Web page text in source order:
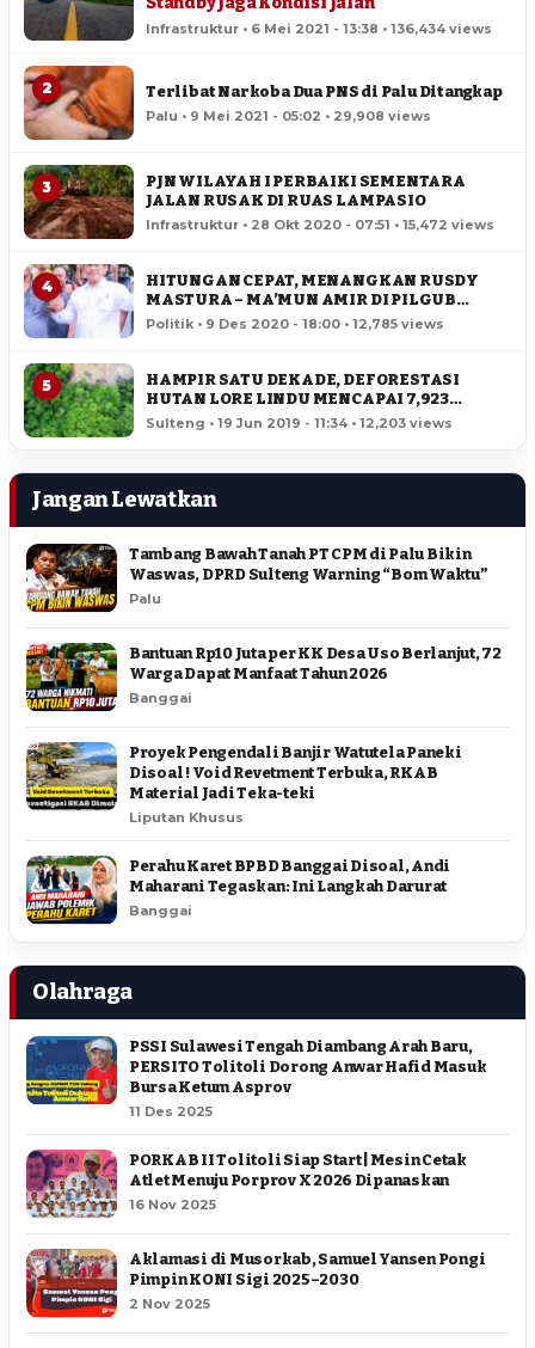
Infrastruktur • 6 Mei 2021 - 13:38 • 136,434 views
2 Terlibat Narkoba Dua PNS di Palu Ditangkap
Palu • 9 Mei 2021 - 05:02 • 29,908 views
3
PJN WILAYAH I PERBAIKI SEMENTARA
JALAN RUSAK DI RUAS LAMPASIO
Infrastruktur • 28 Okt 2020 - 07:51 • 15,472 views
4
HITUNGAN CEPAT, MENANGKAN RUSDY
MASTURA – MA’MUN AMIR DI PILGUB
SULTENG
Politik • 9 Des 2020 - 18:00 • 12,785 views
5
HAMPIR SATU DEKADE, DEFORESTASI
HUTAN LORE LINDU MENCAPAI 7,923
HEKTAR
Sulteng • 19 Jun 2019 - 11:34 • 12,203 views
Jangan Lewatkan
Tambang Bawah Tanah PT CPM di Palu Bikin
Waswas, DPRD Sulteng Warning “Bom Waktu”
Palu
Bantuan Rp10 Juta per KK Desa Uso Berlanjut, 72
Warga Dapat Manfaat Tahun 2026
Banggai
Proyek Pengendali Banjir Watutela Paneki
Disoal ! Void Revetment Terbuka, RKAB
Material Jadi Teka-teki
Liputan Khusus
Perahu Karet BPBD Banggai Disoal, Andi
Maharani Tegaskan: Ini Langkah Darurat
Banggai
Olahraga
PSSI Sulawesi Tengah Diambang Arah Baru,
PERSITO Tolitoli Dorong Anwar Hafid Masuk
Bursa Ketum Asprov
11 Des 2025
PORKAB II Tolitoli Siap Start | Mesin Cetak
Atlet Menuju Porprov X 2026 Dipanaskan
16 Nov 2025
Aklamasi di Musorkab, Samuel Yansen Pongi
Pimpin KONI Sigi 2025–2030
2 Nov 2025